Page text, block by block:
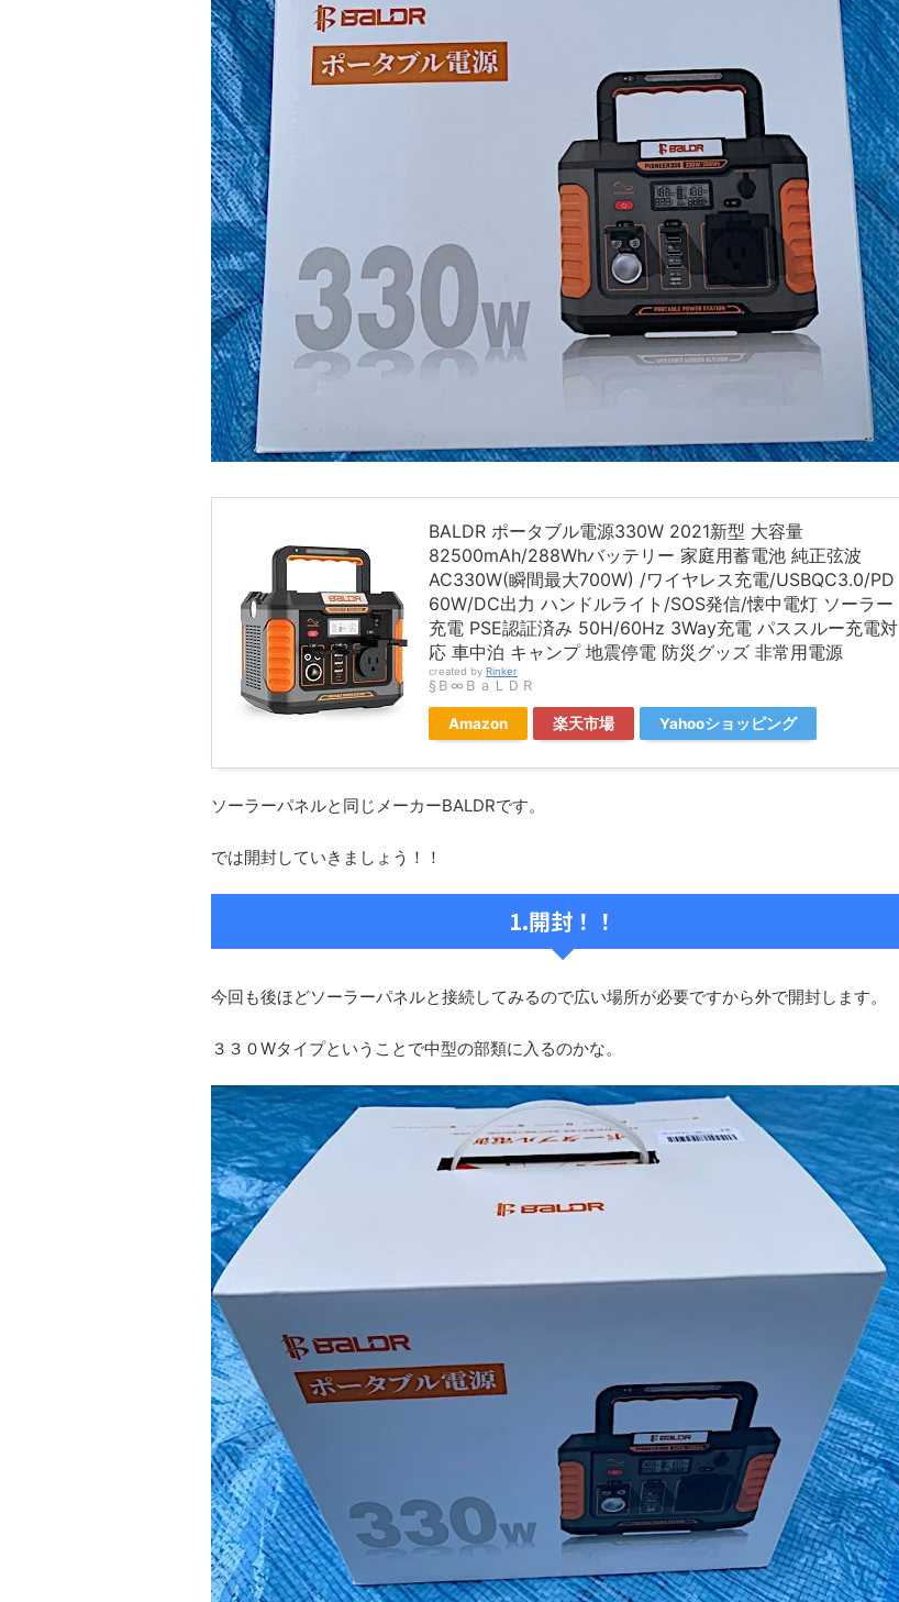
BALDR ポータブル電源330W 2021新型 大容量
82500mAh/288Whバッテリー 家庭用蓄電池 純正弦波
AC330W(瞬間最大700W) /ワイヤレス充電/USBQC3.0/PD
60W/DC出力 ハンドルライト/SOS発信/懐中電灯 ソーラー
充電 PSE認証済み 50H/60Hz 3Way充電 パススルー充電対
応 車中泊 キャンプ 地震停電 防災グッズ 非常用電源
created by Rinker
§Ｂ∞ＢａＬＤＲ
Amazon 楽天市場 Yahooショッピング
ソーラーパネルと同じメーカーBALDRです。
では開封していきましょう！！
1.開封！！
今回も後ほどソーラーパネルと接続してみるので広い場所が必要ですから外で開封します。
３３０Wタイプということで中型の部類に入るのかな。